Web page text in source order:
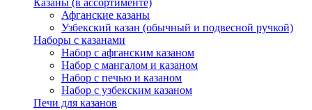
Казаны (в ассортименте)
Афганские казаны
Узбекский казан (обычный и подвесной ручкой)
Наборы с казанами
Набор с афганским казаном
Набор с мангалом и казаном
Набор с печью и казаном
Набор с узбекским казаном
Печи для казанов